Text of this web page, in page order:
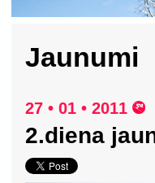
Jaunumi
27 • 01 • 2011
2.diena